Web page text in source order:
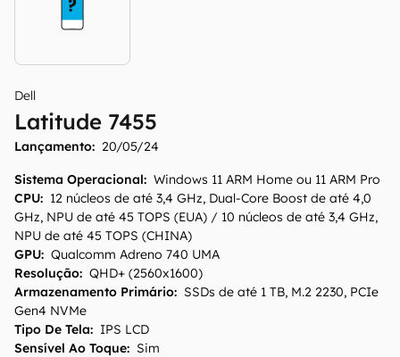
Dell
Latitude 7455
Lançamento: 20/05/24
Sistema Operacional: Windows 11 ARM Home ou 11 ARM Pro
CPU: 12 núcleos de até 3,4 GHz, Dual-Core Boost de até 4,0
GHz, NPU de até 45 TOPS (EUA) / 10 núcleos de até 3,4 GHz,
NPU de até 45 TOPS (CHINA)
GPU: Qualcomm Adreno 740 UMA
Resolução: QHD+ (2560x1600)
Armazenamento Primário: SSDs de até 1 TB, M.2 2230, PCIe
Gen4 NVMe
Tipo De Tela: IPS LCD
Sensível Ao Toque: Sim